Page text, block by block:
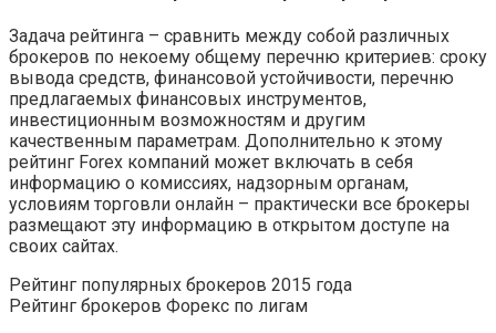
Задача рейтинга – сравнить между собой различных
брокеров по некоему общему перечню критериев: сроку
вывода средств, финансовой устойчивости, перечню
предлагаемых финансовых инструментов,
инвестиционным возможностям и другим
качественным параметрам. Дополнительно к этому
рейтинг Forex компаний может включать в себя
информацию о комиссиях, надзорным органам,
условиям торговли онлайн – практически все брокеры
размещают эту информацию в открытом доступе на
своих сайтах.
Рейтинг популярных брокеров 2015 года
Рейтинг брокеров Форекс по лигам